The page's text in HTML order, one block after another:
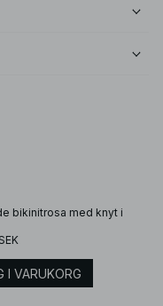
bikinitrosa med knyt i
I VARUKORG